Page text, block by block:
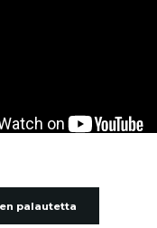
palautetta